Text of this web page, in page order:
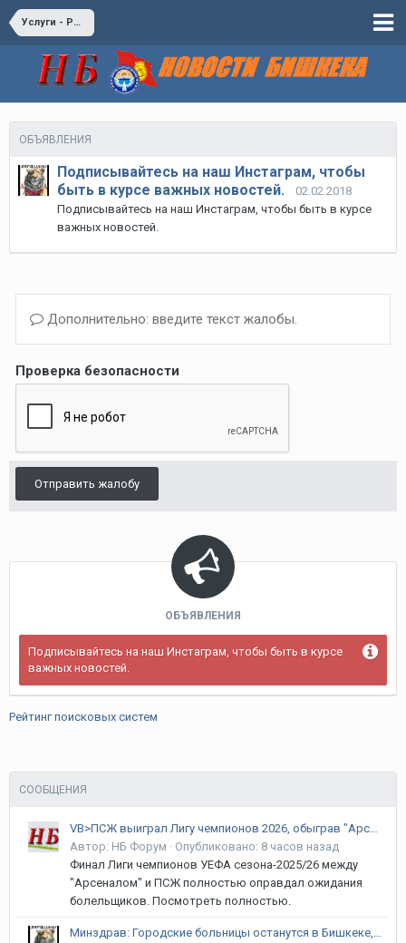
Услуги - Разное
ОБЪЯВЛЕНИЯ
Подписывайтесь на наш Инстаграм, чтобы
быть в курсе важных новостей.
02.02.2018
Подписывайтесь на наш Инстаграм, чтобы быть в курсе
важных новостей.
Дополнительно: введите текст жалобы.
Проверка безопасности
Отправить жалобу
ОБЪЯВЛЕНИЯ
Подписывайтесь на наш Инстаграм, чтобы быть в курсе
важных новостей.
Рейтинг поисковых систем
СООБЩЕНИЯ
VB>ПСЖ выиграл Лигу чемпионов 2026, обыграв "Арсенал" в серии пенальти
Автор: НБ Форум · Опубликовано: 8 часов назад
Финал Лиги чемпионов УЕФА сезона-2025/26 между
"Арсеналом" и ПСЖ полностью оправдал ожидания
болельщиков. Посмотреть полностью.
Минздрав: Городские больницы останутся в Бишкеке, перенесут только республиканские центры